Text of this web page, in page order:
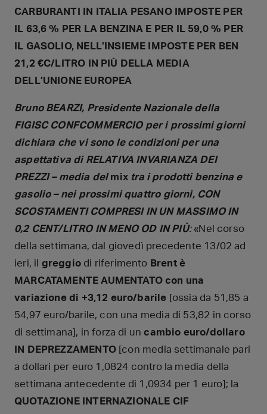
CARBURANTI IN ITALIA PESANO IMPOSTE PER
IL 63,6 % PER LA BENZINA E PER IL 59,0 % PER
IL GASOLIO, NELL’INSIEME IMPOSTE PER BEN
21,2 €C/LITRO IN PIÙ DELLA MEDIA
DELL’UNIONE EUROPEA
Bruno BEARZI, Presidente Nazionale della
FIGISC CONFCOMMERCIO per i prossimi giorni
dichiara che vi sono le condizioni per una
aspettativa di RELATIVA INVARIANZA DEI
PREZZI – media delmixtra i prodotti benzina e
gasolio – nei prossimi quattro giorni, CON
SCOSTAMENTI COMPRESI IN UN MASSIMO IN
0,2 CENT/LITRO IN MENO OD IN PIÙ: «Nel corso
della settimana, dal giovedì precedente 13/02 ad
ieri, il greggio di riferimento Brent è
MARCATAMENTE AUMENTATO con una
variazione di +3,12 euro/barile [ossia da 51,85 a
54,97 euro/barile, con una media di 53,82 in corso
di settimana], in forza di uncambio euro/dollaro
IN DEPREZZAMENTO [con media settimanale pari
a dollari per euro 1,0824 contro la media della
settimana antecedente di 1,0934 per 1 euro]; la
QUOTAZIONE INTERNAZIONALE CIF